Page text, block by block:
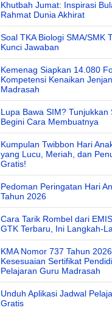
Khutbah Jumat: Inspirasi
Rahmat Dunia Akhirat
Soal TKA Biologi SMA/SMK
Kunci Jawaban
Kemenag Siapkan 14.080
Kompetensi Kenaikan
Madrasah
Lupa Bawa SIM? Tunjukkan
Begini Cara Membuatnya
Kumpulan Twibbon Hari
yang Lucu, Meriah, dan
Gratis!
Pedoman Peringatan Hari
Tahun 2026
Cara Tarik Rombel dari
GTK Terbaru, Ini Langkah-
KMA Nomor 737 Tahun
Kesesuaian Sertifikat
Pelajaran Guru Madrasah
Unduh Aplikasi Jadwal
Gratis